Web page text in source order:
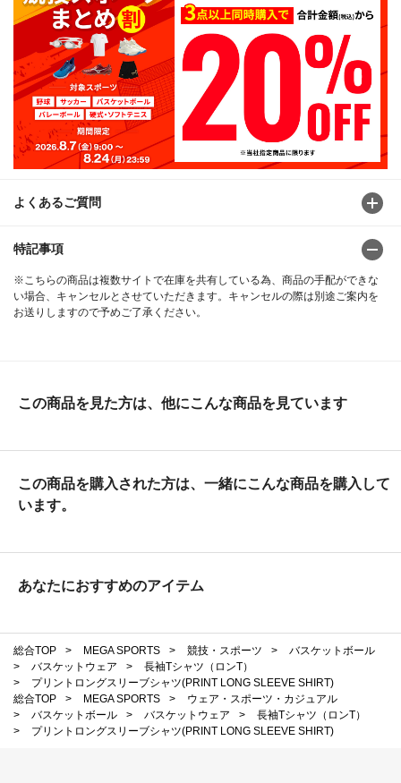
よくあるご質問
特記事項
※こちらの商品は複数サイトで在庫を共有している為、商品の手配ができな
い場合、キャンセルとさせていただきます。キャンセルの際は別途ご案内を
お送りしますので予めご了承ください。
この商品を見た方は、他にこんな商品を見ています
この商品を購入された方は、一緒にこんな商品を購入して
います。
あなたにおすすめのアイテム
総合TOP > MEGA SPORTS > 競技・スポーツ >
バスケットボール
>
バスケットウェア >
長袖Tシャツ（ロンT）
>
プリントロングスリーブシャツ(PRINT LONG SLEEVE SHIRT)
総合TOP
> MEGA SPORTS >
ウェア・スポーツ・カジュアル
>
バスケットボール > バスケットウェア >
長袖Tシャツ（ロンT）
>
プリントロングスリーブシャツ(PRINT LONG SLEEVE SHIRT)